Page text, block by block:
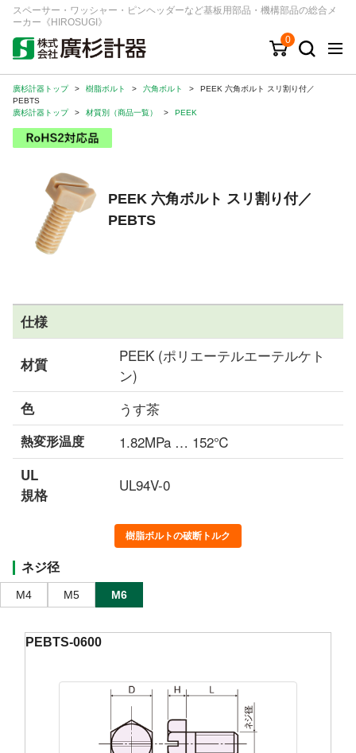
スペーサー・ワッシャー・ピンヘッダーなど基板用部品・機構部品の総合メ
ーカー《HIROSUGI》
0
キーワード 品番/シリーズ
商品カテゴリから探す
ジャンルから探す
シリーズから探す
ログイン
お問い合わせ窓口
廣杉計器トップ > 樹脂ボルト > 六角ボルト >
PEEK 六角ボルト スリ割り付／
PEBTS
廣杉計器トップ
> 材質別（商品一覧） > PEEK
PEEK 六角ボルト スリ割り付／
PEBTS
仕様
材質
PEEK (ポリエーテルエーテルケト
ン)
色 うす茶
熱変形温度 1.82MPa … 152℃
UL
規格
UL94V-0
樹脂ボルトの破断トルク
ネジ径
M4 M5 M6
PEBTS-0600